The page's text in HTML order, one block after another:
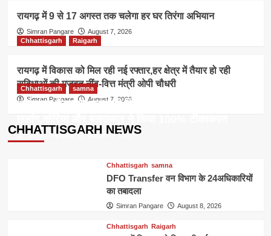
रायगढ़ में 9 से 17 अगस्त तक चलेगा हर घर तिरंगा अभियान
Simran Pangare
August 7, 2026
Chhattisgarh
Raigarh
रायगढ़ में विकास को मिल रही नई रफ्तार,हर क्षेत्र में तैयार हो रही
सुविधाओं की मजबूत नींव-वित्त मंत्री ओपी चौधरी
Simran Pangare August 7, 2026
CHHATTISGARH NEWS
Chhattisgarh samna
सर्वाइकल कैंसर से बचाव की दिशा में छत्तीसगढ़ की बड़ी
Simran Pangare August 8, 2026
Chhattisgarh samna
DFO Transfer वन विभाग के 24अधिकारियों
का तबादला
Simran Pangare August 8, 2026
Chhattisgarh Raigarh